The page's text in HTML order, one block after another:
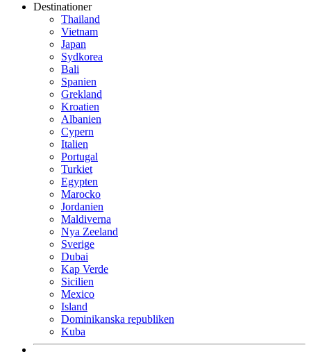
Destinationer
Thailand
Vietnam
Japan
Sydkorea
Bali
Spanien
Grekland
Kroatien
Albanien
Cypern
Italien
Portugal
Turkiet
Egypten
Marocko
Jordanien
Maldiverna
Nya Zeeland
Sverige
Dubai
Kap Verde
Sicilien
Mexico
Island
Dominikanska republiken
Kuba